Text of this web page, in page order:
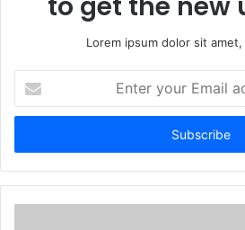
Lorem ipsum dolor sit
your
Email